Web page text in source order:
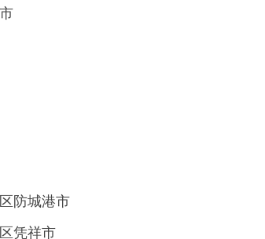
防城港市
凭祥市